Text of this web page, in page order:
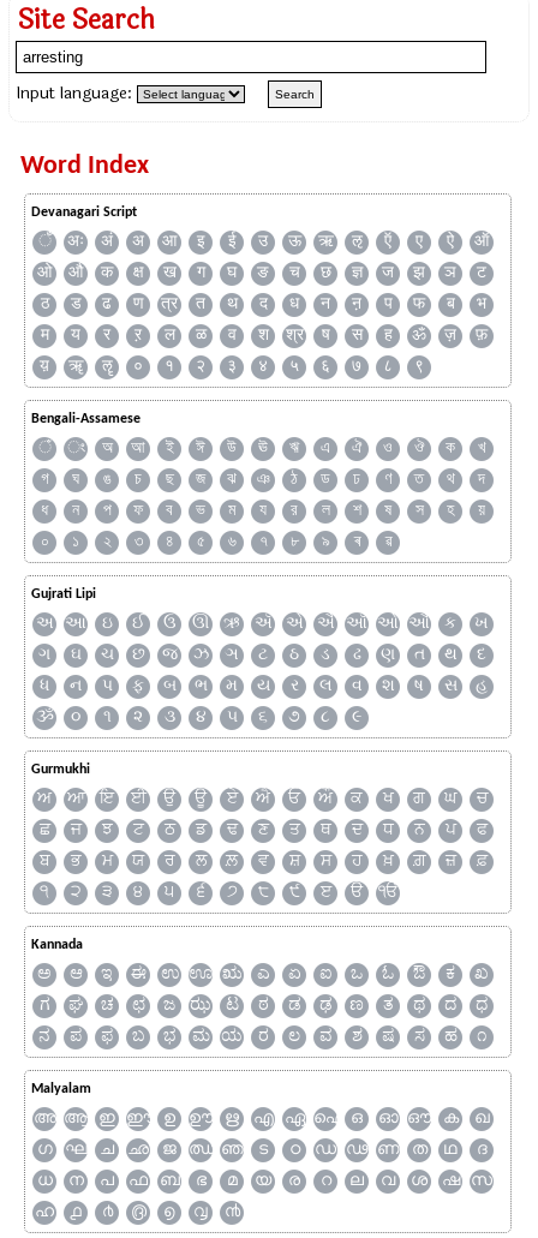
Site Search
Input language:
Word Index
Devanagari Script
ँ अः अं अ आ इ ई उ ऊ ऋ ऌ ऍ ए ऐ
ऑ
ओ
औ क क्ष ख ग घ ङ च छ ज्ञ ज झ ञ
ट
ठ
ड ढ ण त्र त थ द ध न ऩ प फ ब
भ
म
य र ऱ ल ळ व श श्र ष स ह ॐ ज़
फ़
य़
ॠ ॡ ० १ २ ३ ४ ५ ६ ७ ८ ९
Bengali-Assamese
ঁ ং অ আ ই ঈ উ ঊ ঋ এ ঐ ও ঔ ক
খ
গ
ঘ ঙ চ ছ জ ঝ ঞ ঠ ড ঢ ণ ত থ
দ
ধ
ন প ফ ব ভ ম য র ল শ ষ স হ
য়
০
১ ২ ৩ ৪ ৫ ৬ ৭ ৮ ৯ ৰ ৱ
Gujrati Lipi
અ આ ઇ ઈ ઉ ઊ ઋ ઍ એ ઐ ઑ ઓ ઔ ક
ખ
ગ
ઘ ચ છ જ ઝ ઞ ટ ઠ ડ ઢ ણ ત થ
દ
ધ
ન પ ફ બ ભ મ ય ર લ વ શ ષ સ
હ
ૐ
૦ ૧ ૨ ૩ ૪ ૫ ૬ ૭ ૮ ૯
Gurmukhi
ਅ ਆ ਇ ਈ ਉ ਊ ਏ ਐ ਓ ਔ ਕ ਖ ਗ ਘ
ਚ
ਛ
ਜ ਝ ਟ ਠ ਡ ਢ ਣ ਤ ਥ ਦ ਧ ਨ ਪ
ਫ
ਬ
ਭ ਮ ਯ ਰ ਲ ਲ਼ ਵ ਸ਼ ਸ ਹ ਖ਼ ਗ਼ ਜ਼
ਫ਼
੧
੨ ੩ ੪ ੫ ੬ ੭ ੮ ੯ ੲ ੳ ੴ
Kannada
ಅ ಆ ಇ ಈ ಉ ಊ ಋ ಎ ಏ ಐ ಒ ಓ ಔ ಕ
ಖ
ಗ
ಘ ಚ ಛ ಜ ಝ ಟ ಠ ಡ ಢ ಣ ತ ಥ ದ
ಧ
ನ
ಪ ಫ ಬ ಭ ಮ ಯ ರ ಲ ವ ಶ ಷ ಸ ಹ ೧
Malyalam
അ ആ ഇ ഈ ഉ ഊ ഋ എ ഏ ഐ ഒ ഓ ഔ ക
ഖ
ഗ
ഘ ച ഛ ജ ഝ ഞ ട ഠ ഡ ഢ ണ ത ഥ
ദ
ധ
ന പ ഫ ബ ഭ മ യ ര റ ല വ ശ ഷ
സ
ഹ
൧ ൪ ൫ ൭ ൮ ൯